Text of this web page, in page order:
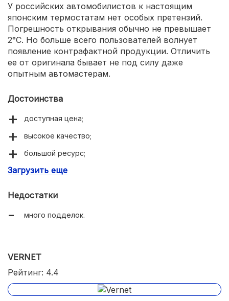
У российских автомобилистов к настоящим
японским термостатам нет особых претензий.
Погрешность открывания обычно не превышает
2°С. Но больше всего пользователей волнует
появление контрафактной продукции. Отличить
ее от оригинала бывает не под силу даже
опытным автомастерам.
Достоинства
доступная цена;
высокое качество;
большой ресурс;
четкое срабатывание.
Загрузить еще
Недостатки
много подделок.
VERNET
Рейтинг: 4.4